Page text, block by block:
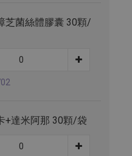
芝菌絲體膠囊 30顆/
+達米阿那 30顆/袋